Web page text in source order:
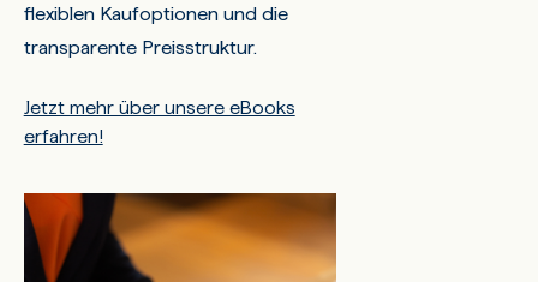
flexiblen Kaufoptionen und die
transparente Preisstruktur.
Jetzt mehr über unsere eBooks
erfahren!